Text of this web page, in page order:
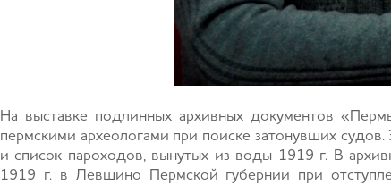
На выставке подлинных архивных документов
пермскими археологами при поиске затонувших
и список пароходов, вынутых из воды 1919 г. В
1919 г. в Левшино Пермской губернии при